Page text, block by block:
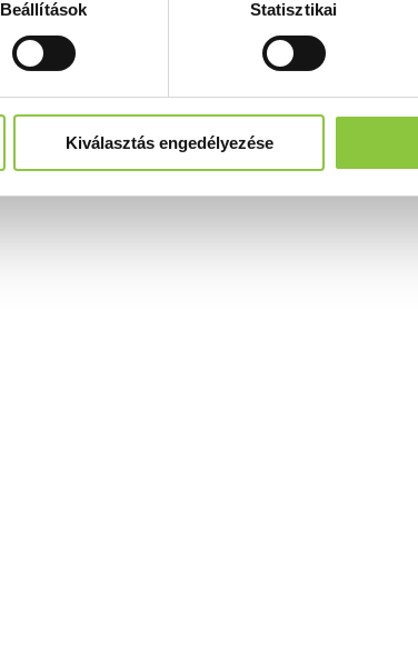
Beállítások Statisztikai
Kiválasztás engedélyezése